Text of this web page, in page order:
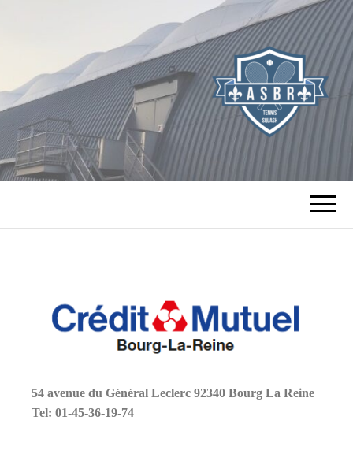
TENNIS SQUASH
DE BOURG LA
54 avenue du Général Leclerc 92340 Bourg La Reine
Tel: 01-45-36-19-74